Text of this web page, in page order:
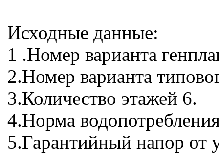
Исходные данные:
1 .Номер варианта
2.Номер варианта
3.Количество этажей 6.
4.Норма
5.Гарантийный напор от